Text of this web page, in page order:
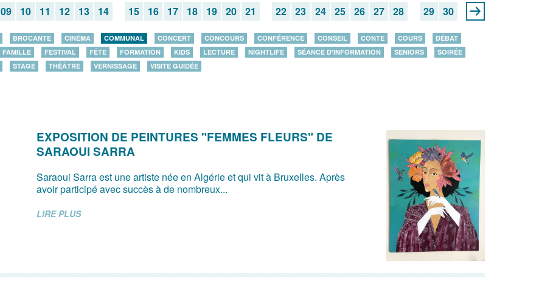
09 10 11 12 13 14 15 16 17 18 19 20 21 22 23 24 25 26 27 28 29
30
BROCANTE CINÉMA COMMUNAL CONCERT CONCOURS CONFÉRENCE CONSEIL CONTE COURS
DÉBAT
FAMILLE FESTIVAL FÊTE FORMATION KIDS LECTURE NIGHTLIFE SÉANCE D'INFORMATION SENIORS
SOIRÉE
STAGE THÉÂTRE VERNISSAGE VISITE GUIDÉE
EXPOSITION DE PEINTURES "FEMMES FLEURS" DE
SARAOUI SARRA
Saraoui Sarra est une artiste née en Algérie et qui vit à Bruxelles. Après
avoir participé avec succès à de nombreux...
LIRE PLUS